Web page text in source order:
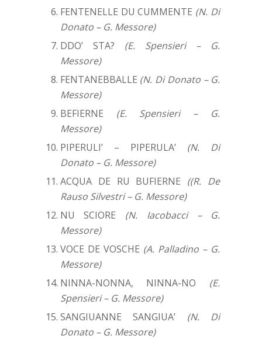
FENTENELLE DU CUMMENTE (N. Di
Donato – G. Messore)
DDO’ STA? (E. Spensieri – G.
Messore)
FENTANEBBALLE (N. Di Donato – G.
Messore)
BEFIERNE (E. Spensieri – G.
Messore)
PIPERULI’ – PIPERULA’ (N. Di
Donato – G. Messore)
ACQUA DE RU BUFIERNE ((R. De
Rauso Silvestri – G. Messore)
NU SCIORE (N. Iacobacci – G.
Messore)
VOCE DE VOSCHE (A. Palladino – G.
Messore)
NINNA-NONNA, NINNA-NO (E.
Spensieri – G. Messore)
SANGIUANNE SANGIUA’ (N. Di
Donato – G. Messore)